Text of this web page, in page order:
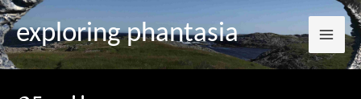
Zum
Inhalt
springen
exploring phantasia
Post
navigation